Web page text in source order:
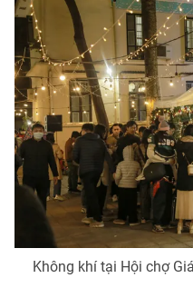
Tư vấn
Chuyên mục khác
Emagazine
Photo
Video
VTV Money
Không khí tại Hội chợ